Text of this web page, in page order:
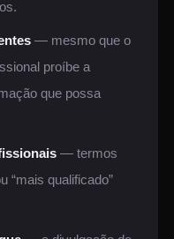
— mesmo que o
proíbe a
que possa
— termos
“mais qualificado”